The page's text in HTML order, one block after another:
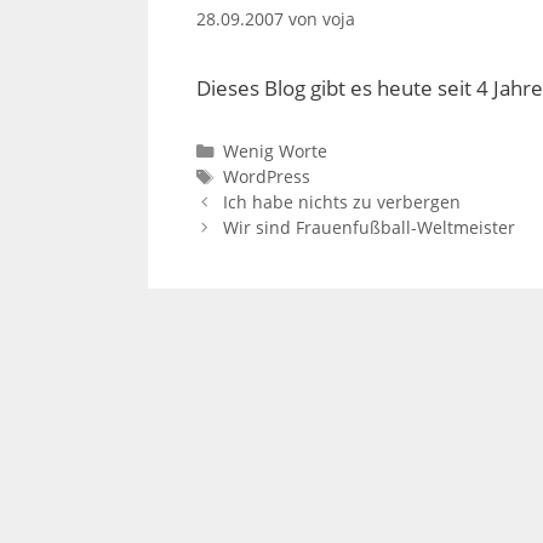
28.09.2007 von voja
Dieses Blog gibt es heute seit 4
Kategorien
Wenig Worte
Schlagwörter
WordPress
Ich habe nichts zu verbergen
Wir sind Frauenfußball-Weltmeister